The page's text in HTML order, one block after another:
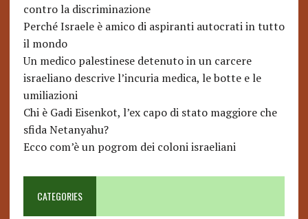
contro la discriminazione
Perché Israele è amico di aspiranti autocrati in tutto
il mondo
Un medico palestinese detenuto in un carcere
israeliano descrive l’incuria medica, le botte e le
umiliazioni
Chi è Gadi Eisenkot, l’ex capo di stato maggiore che
sfida Netanyahu?
Ecco com’è un pogrom dei coloni israeliani
CATEGORIES